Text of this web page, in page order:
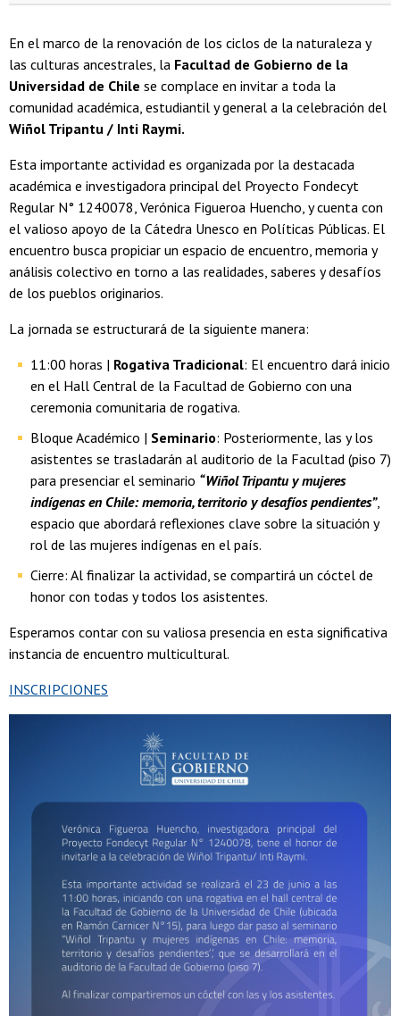
En el marco de la renovación de los ciclos de la naturaleza y
las culturas ancestrales, la Facultad de Gobierno de la
Universidad de Chile se complace en invitar a toda la
comunidad académica, estudiantil y general a la celebración del
Wiñol Tripantu / Inti Raymi.
Esta importante actividad es organizada por la destacada
académica e investigadora principal del Proyecto Fondecyt
Regular N° 1240078, Verónica Figueroa Huencho, y cuenta con
el valioso apoyo de la Cátedra Unesco en Políticas Públicas. El
encuentro busca propiciar un espacio de encuentro, memoria y
análisis colectivo en torno a las realidades, saberes y desafíos
de los pueblos originarios.
La jornada se estructurará de la siguiente manera:
11:00 horas | Rogativa Tradicional: El encuentro dará inicio
en el Hall Central de la Facultad de Gobierno con una
ceremonia comunitaria de rogativa.
Bloque Académico | Seminario: Posteriormente, las y los
asistentes se trasladarán al auditorio de la Facultad (piso 7)
para presenciar el seminario “Wiñol Tripantu y mujeres
indígenas en Chile: memoria, territorio y desafíos pendientes”,
espacio que abordará reflexiones clave sobre la situación y
rol de las mujeres indígenas en el país.
Cierre: Al finalizar la actividad, se compartirá un cóctel de
honor con todas y todos los asistentes.
Esperamos contar con su valiosa presencia en esta significativa
instancia de encuentro multicultural.
INSCRIPCIONES